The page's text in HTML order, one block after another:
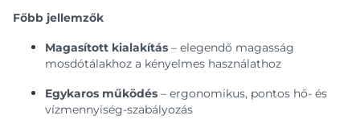
Főbb jellemzők
Magasított kialakítás – elegendő magasság
mosdótálakhoz a kényelmes használathoz
Egykaros működés – ergonomikus, pontos hő- és
vízmennyiség-szabályozás